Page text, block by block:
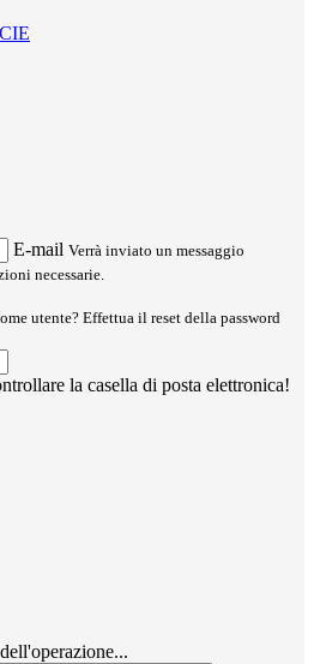
E-mail Verrà inviato un messaggio
necessarie.
utente? Effettua il reset della password
la casella di posta elettronica!